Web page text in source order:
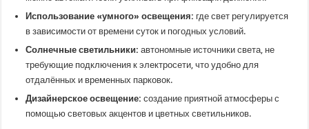
Использование «умного» освещения: где свет регулируется
в зависимости от времени суток и погодных условий.
Солнечные светильники: автономные источники света, не
требующие подключения к электросети, что удобно для
отдалённых и временных парковок.
Дизайнерское освещение: создание приятной атмосферы с
помощью световых акцентов и цветных светильников.